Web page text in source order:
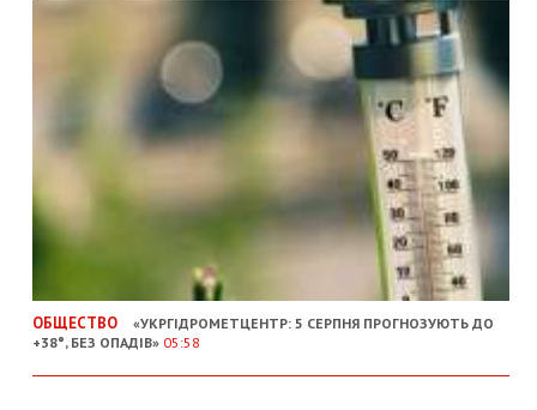
ОБЩЕСТВО
«УКРГІДРОМЕТЦЕНТР: 5 СЕРПНЯ ПРОГНОЗУЮТЬ ДО
+38°, БЕЗ ОПАДІВ» 05:58